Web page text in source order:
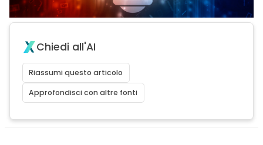
Chiedi all'AI
Riassumi questo articolo
Approfondisci con altre fonti